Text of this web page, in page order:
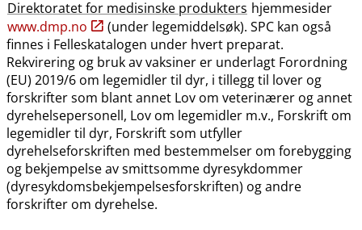
Direktoratet for medisinske produkters hjemmesider
www.dmp.no
(under legemiddelsøk). SPC kan også
finnes i Felleskatalogen under hvert preparat.
Rekvirering og bruk av vaksiner er underlagt Forordning
(EU) 2019/6 om legemidler til dyr, i tillegg til lover og
forskrifter som blant annet Lov om veterinærer og annet
dyrehelsepersonell, Lov om legemidler m.v., Forskrift om
legemidler til dyr, Forskrift som utfyller
dyrehelseforskriften med bestemmelser om forebygging
og bekjempelse av smittsomme dyresykdommer
(dyresykdomsbekjempelsesforskriften) og andre
forskrifter om dyrehelse.